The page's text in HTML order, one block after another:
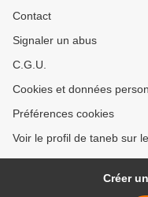
Contact
Signaler un abus
C.G.U.
Cookies et données
Préférences cookies
Voir le profil de taneb sur
Créer